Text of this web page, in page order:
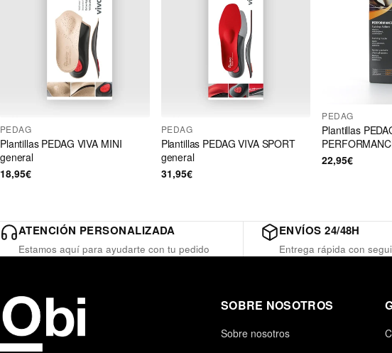
PEDAG
Plantillas PEDAG VIVA MINI
general
18,95€
PEDAG
Plantillas PEDAG VIVA SPORT
general
31,95€
PEDAG
Plantillas
22,95€
ATENCIÓN PERSONALIZADA
Estamos aquí para ayudarte con tu pedido
ENVÍOS 24/48H
Entrega rápida con
SOBRE NOSOTROS
Sobre nosotros